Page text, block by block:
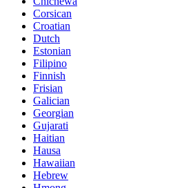
Corsican
Croatian
Dutch
Estonian
Filipino
Finnish
Frisian
Galician
Georgian
Gujarati
Haitian
Hausa
Hawaiian
Hebrew